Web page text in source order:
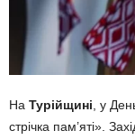
На Турійщині , у
стрічка пам’яті».